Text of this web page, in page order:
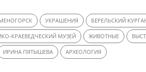
УКРАШЕНИЯ БЕРЕЛЬСКИЙ
КРАЕВЕДЧЕСКИЙ МУЗЕЙ ЖИВОТНЫЕ
ИРИНА ПЯТЫШЕВА АРХЕОЛОГИЯ